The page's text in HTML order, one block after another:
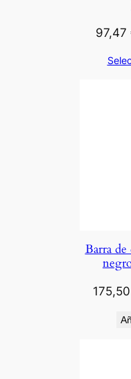
97,47
Barra
175,50